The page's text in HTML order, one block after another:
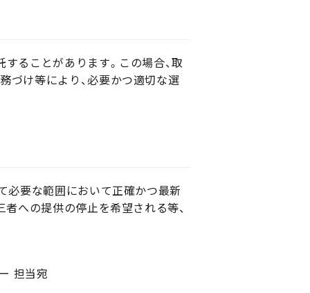
ることがあります。この場合、取
づけ等により、必要かつ適切な選
必要な範囲において正確かつ最新
への提供の停止を希望される等、
担当宛